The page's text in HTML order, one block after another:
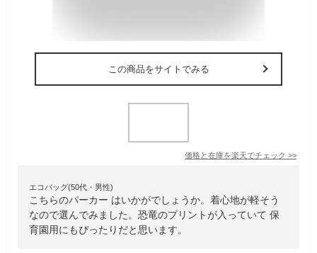
この商品をサイトでみる
価格と在庫を楽天でチェック >>
エコバッグ(50代・男性)
こちらのパーカー はいかがでしょうか。着心地が軽そう
なので選んでみました。恐竜のプリントが入っていて 保
育園用にもぴったりだと思います。